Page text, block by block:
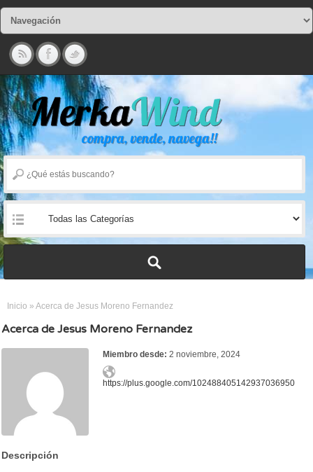
Inicio » Acerca de Jesus Moreno Fernandez
Acerca de Jesus Moreno Fernandez
Miembro desde: 2 noviembre, 2024
https://plus.google.com/102488405142937036950
Descripción